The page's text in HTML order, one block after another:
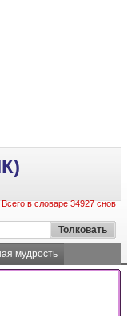
Всего в словаре 34927 снов
мудрость